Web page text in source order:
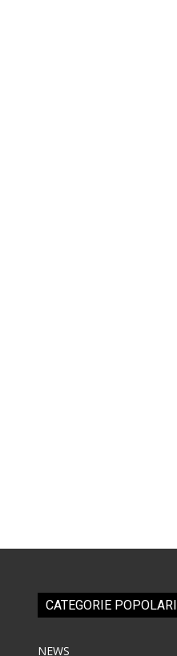
CATEGORIE POPOLARI
NEWS